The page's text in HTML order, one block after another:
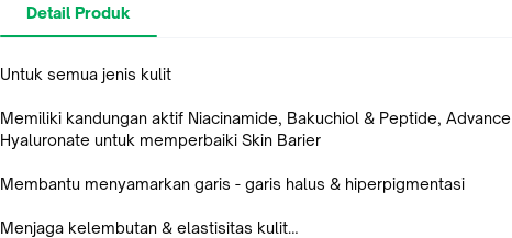
Detail Produk
Untuk semua jenis kulit
Memiliki kandungan aktif Niacinamide, Bakuchiol & Peptide, Advance
Hyaluronate untuk memperbaiki Skin Barier
Membantu menyamarkan garis - garis halus & hiperpigmentasi
Menjaga kelembutan & elastisitas kulit